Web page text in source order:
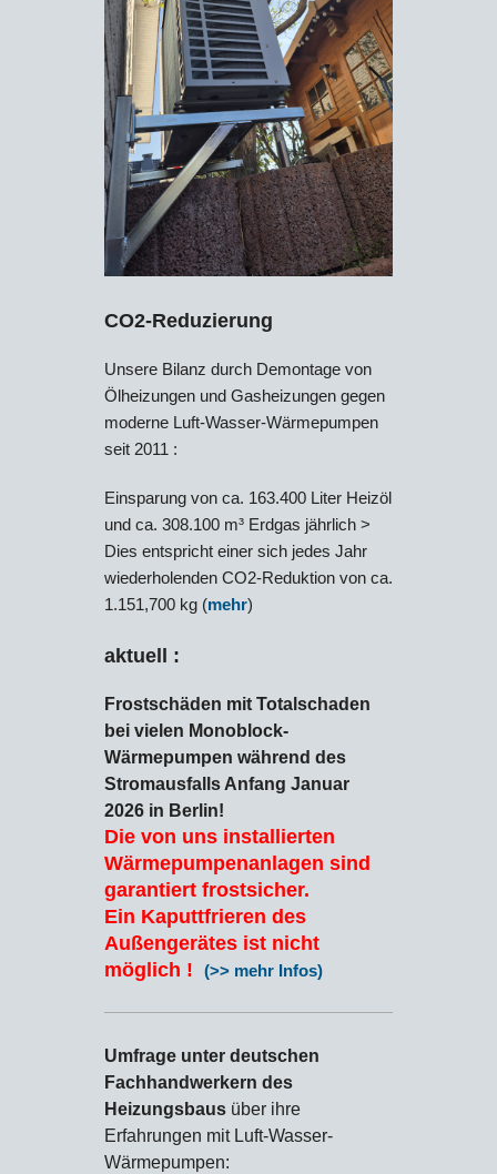
CO2-Reduzierung
Unsere Bilanz durch Demontage von
Ölheizungen und Gasheizungen gegen
moderne Luft-Wasser-Wärmepumpen
seit 2011 :
Einsparung von ca. 163.400 Liter Heizöl
und ca. 308.100 m³ Erdgas jährlich >
Dies entspricht einer sich jedes Jahr
wiederholenden CO2-Reduktion von ca.
1.151,700 kg (mehr)
aktuell :
Frostschäden mit Totalschaden
bei vielen Monoblock-
Wärmepumpen während des
Stromausfalls Anfang Januar
2026 in Berlin!
Die von uns installierten
Wärmepumpenanlagen sind
garantiert frostsicher.
Ein Kaputtfrieren des
Außengerätes ist nicht
möglich ! (>> mehr Infos)
Umfrage unter deutschen
Fachhandwerkern des
Heizungsbaus über ihre
Erfahrungen mit Luft-Wasser-
Wärmepumpen: